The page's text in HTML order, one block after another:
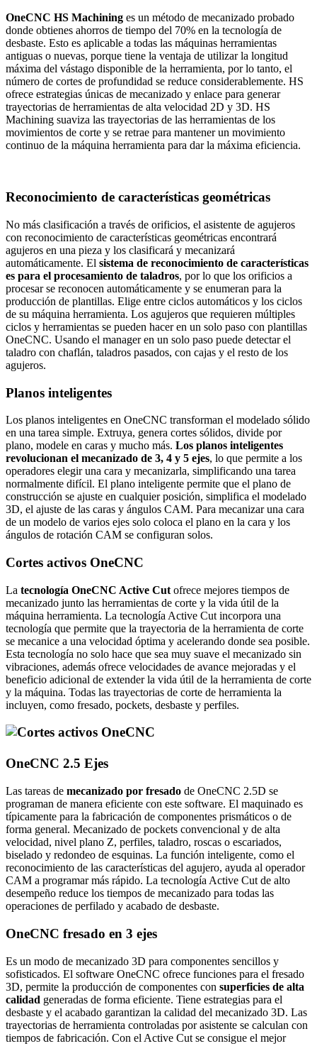
OneCNC HS Machining es un método de mecanizado probado
donde obtienes ahorros de tiempo del 70% en la tecnología de
desbaste. Esto es aplicable a todas las máquinas herramientas
antiguas o nuevas, porque tiene la ventaja de utilizar la longitud
máxima del vástago disponible de la herramienta, por lo tanto, el
número de cortes de profundidad se reduce considerablemente. HS
ofrece estrategias únicas de mecanizado y enlace para generar
trayectorias de herramientas de alta velocidad 2D y 3D. HS
Machining suaviza las trayectorias de las herramientas de los
movimientos de corte y se retrae para mantener un movimiento
continuo de la máquina herramienta para dar la máxima eficiencia.
Reconocimiento de características geométricas
No más clasificación a través de orificios, el asistente de agujeros
con reconocimiento de características geométricas encontrará
agujeros en una pieza y los clasificará y mecanizará
automáticamente. El sistema de reconocimiento de características
es para el procesamiento de taladros, por lo que los orificios a
procesar se reconocen automáticamente y se enumeran para la
producción de plantillas. Elige entre ciclos automáticos y los ciclos
de su máquina herramienta. Los agujeros que requieren múltiples
ciclos y herramientas se pueden hacer en un solo paso con plantillas
OneCNC. Usando el manager en un solo paso puede detectar el
taladro con chaflán, taladros pasados, con cajas y el resto de los
agujeros.
Planos inteligentes
Los planos inteligentes en OneCNC transforman el modelado sólido
en una tarea simple. Extruya, genera cortes sólidos, divide por
plano, modele en caras y mucho más. Los planos inteligentes
revolucionan el mecanizado de 3, 4 y 5 ejes, lo que permite a los
operadores elegir una cara y mecanizarla, simplificando una tarea
normalmente difícil. El plano inteligente permite que el plano de
construcción se ajuste en cualquier posición, simplifica el modelado
3D, el ajuste de las caras y ángulos CAM. Para mecanizar una cara
de un modelo de varios ejes solo coloca el plano en la cara y los
ángulos de rotación CAM se configuran solos.
Cortes activos OneCNC
La tecnología OneCNC Active Cut ofrece mejores tiempos de
mecanizado junto las herramientas de corte y la vida útil de la
máquina herramienta. La tecnología Active Cut incorpora una
tecnología que permite que la trayectoria de la herramienta de corte
se mecanice a una velocidad óptima y acelerando donde sea posible.
Esta tecnología no solo hace que sea muy suave el mecanizado sin
vibraciones, además ofrece velocidades de avance mejoradas y el
beneficio adicional de extender la vida útil de la herramienta de corte
y la máquina. Todas las trayectorias de corte de herramienta la
incluyen, como fresado, pockets, desbaste y perfiles.
OneCNC 2.5 Ejes
Las tareas de mecanizado por fresado de OneCNC 2.5D se
programan de manera eficiente con este software. El maquinado es
típicamente para la fabricación de componentes prismáticos o de
forma general. Mecanizado de pockets convencional y de alta
velocidad, nivel plano Z, perfiles, taladro, roscas o escariados,
biselado y redondeo de esquinas. La función inteligente, como el
reconocimiento de las características del agujero, ayuda al operador
CAM a programar más rápido. La tecnología Active Cut de alto
desempeño reduce los tiempos de mecanizado para todas las
operaciones de perfilado y acabado de desbaste.
OneCNC fresado en 3 ejes
Es un modo de mecanizado 3D para componentes sencillos y
sofisticados. El software OneCNC ofrece funciones para el fresado
3D, permite la producción de componentes con superficies de alta
calidad generadas de forma eficiente. Tiene estrategias para el
desbaste y el acabado garantizan la calidad del mecanizado 3D. Las
trayectorias de herramienta controladas por asistente se calculan con
tiempos de fabricación. Con el Active Cut se consigue el mejor